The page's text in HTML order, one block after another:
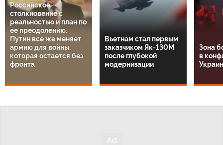
Российское
столкновение с
реальностью и план по
ее преодолению.
Путин все же меняет
армию для войны,
которая остается без
фронта
Вьетнам стал первым
заказчиком Як-130М
после глубокой
модернизации
Зона
в